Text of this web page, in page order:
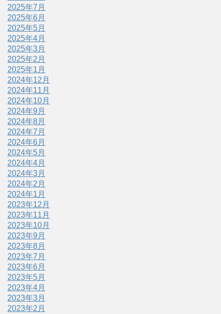
2025年7月
2025年6月
2025年5月
2025年4月
2025年3月
2025年2月
2025年1月
2024年12月
2024年11月
2024年10月
2024年9月
2024年8月
2024年7月
2024年6月
2024年5月
2024年4月
2024年3月
2024年2月
2024年1月
2023年12月
2023年11月
2023年10月
2023年9月
2023年8月
2023年7月
2023年6月
2023年5月
2023年4月
2023年3月
2023年2月